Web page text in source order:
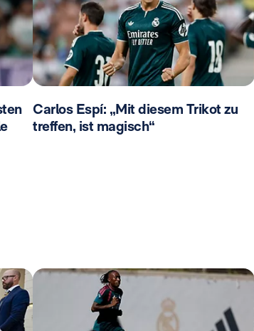
Carlos Espí: „Mit diesem Trikot zu
treffen, ist magisch“